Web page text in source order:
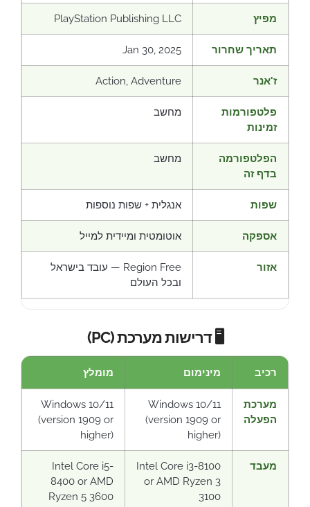
מפיץ PlayStation Publishing LLC
תאריך שחרור Jan 30, 2025
ז'אנר Action, Adventure
פלטפורמות
זמינות
מחשב
הפלטפורמה
בדף זה
מחשב
שפות אנגלית + שפות נוספות
אספקה אוטומטית ומיידית למייל
אזור
Region Free — עובד בישראל
ובכל העולם
🖥️ דרישות מערכת (PC)
רכיב מינימום מומלץ
מערכת
הפעלה
Windows 10/11
(version 1909 or
higher)
Windows 10/11
(version 1909 or
higher)
מעבד
Intel Core i3-8100
or AMD Ryzen 3
3100
Intel Core i5-
8400 or AMD
Ryzen 5 3600